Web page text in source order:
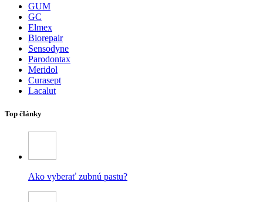
GUM
GC
Elmex
Biorepair
Sensodyne
Parodontax
Meridol
Curasept
Lacalut
Top články
Ako vyberať zubnú pastu?